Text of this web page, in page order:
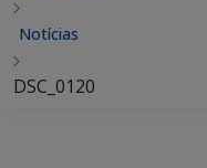
Notícias
DSC_0120